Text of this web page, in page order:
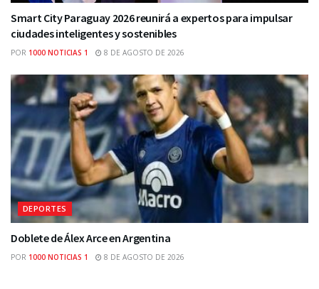
Smart City Paraguay 2026 reunirá a expertos para impulsar
ciudades inteligentes y sostenibles
POR 1000 NOTICIAS 1 8 DE AGOSTO DE 2026
DEPORTES
Doblete de Álex Arce en Argentina
POR 1000 NOTICIAS 1 8 DE AGOSTO DE 2026